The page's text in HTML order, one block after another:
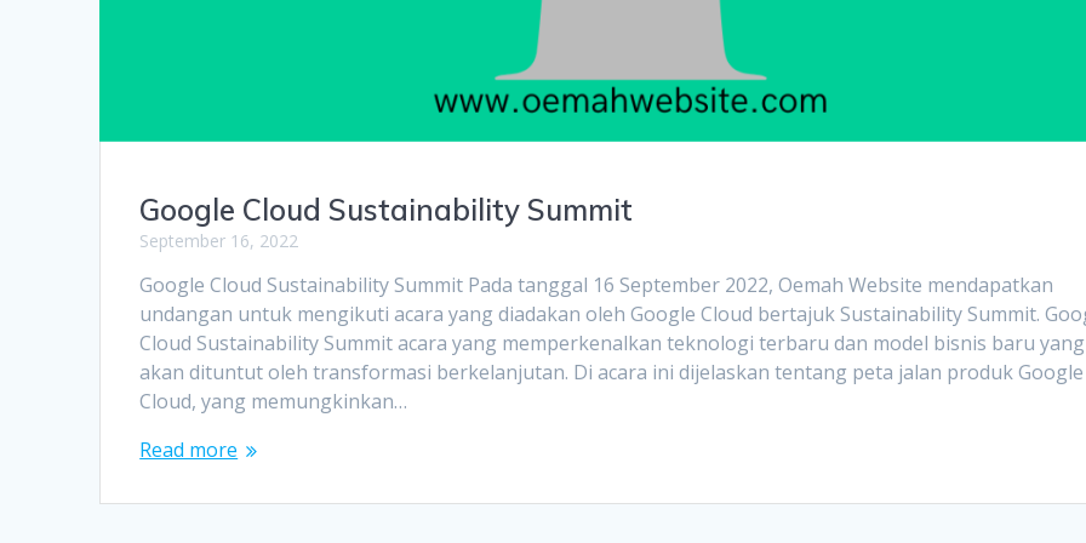
Google Cloud Sustainability Summit
September 16, 2022
Google Cloud Sustainability Summit Pada tanggal 16 September 2022, Oemah Website mendapatkan
undangan untuk mengikuti acara yang diadakan oleh Google Cloud bertajuk Sustainability Summit.
Cloud Sustainability Summit acara yang memperkenalkan teknologi terbaru dan model bisnis baru yang
akan dituntut oleh transformasi berkelanjutan. Di acara ini dijelaskan tentang peta jalan produk Google
Cloud, yang memungkinkan…
Read more